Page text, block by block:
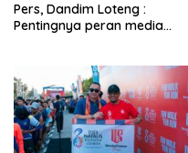
Pers, Dandim Loteng :
Pentingnya peran media
obyektif